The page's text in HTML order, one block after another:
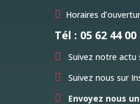
 Horaires
Tél : 05 62 44 00
 Suivez notre actu
 Suivez nous sur
 Envoyez nous